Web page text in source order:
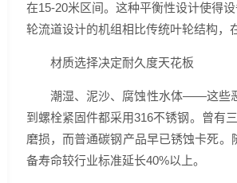
在15-20米区间。这种平衡性设计使得
轮流道设计的机组相比传统叶轮结构，
材质选择决定耐久度天花板
潮湿、泥沙、腐蚀性水体——这些
到螺栓紧固件都采用316不锈钢。曾有
磨损，而普通碳钢产品早已锈蚀卡死
备寿命较行业标准延长40%以上。